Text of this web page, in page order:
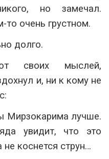
но замечал.
очень грустном.
долго.
своих мыслей,
и, ни к кому не
Мирзокарима лучше.
увидит, что это
коснется струн…